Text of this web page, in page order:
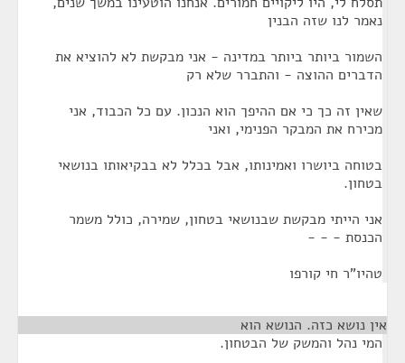
נאמר לנו שזה הבנין
השמור ביותר ביותר במדינה - אני מבקשת לא להוציא את
הדברים ההוצה - והתברר שלא רק
שאין זה כך כי אם ההיפך הוא הנכון. עם כל הכבוד, אני
מכירח את המבקר הפנימי, ואני
בטוחה ביושרו ואמינותו, אבל בכלל לא בבקיאותו בנושאי
בטחון.
אני הייתי מבקשת שבנושאי בטחון, שמירה, כולל משמר
הכנסת - - -
טהיו"ר חי קורפו
אין נושא כזה. הנושא הוא
המי נהל והמשק של הבטחון.